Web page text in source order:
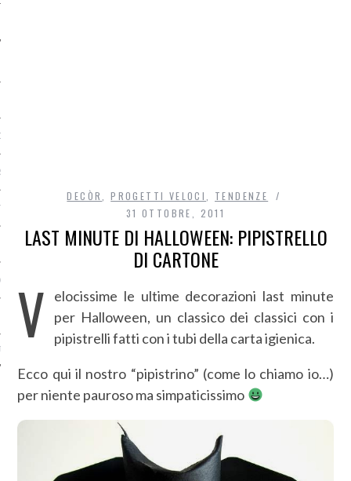
DI ACCESSO AI DATI
DECÒR ,PROGETTI VELOCI
TENDENZE
31 OTTOBRE, 2011
LAST MINUTE DI HALLOWEEN: PIPISTRELLO
DI CARTONE
V
elocissime le ultime decorazioni last minute
per Halloween, un classico dei classici con i
pipistrelli fatti con i tubi della carta igienica.
Ecco qui il nostro “pipistrino” (come lo chiamo io…)
per niente pauroso ma simpaticissimo